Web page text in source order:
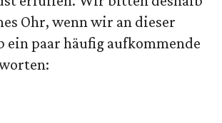
Ohr, wenn wir an dieser
ein paar häufig aufkommende